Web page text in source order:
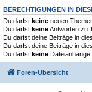
BERECHTIGUNGEN IN
Du darfst keine neuen
Du darfst keineAntworten zu
Du darfst deine Beiträge in
Du darfst deine Beiträge in
Du darfst keine
Foren-Übersicht